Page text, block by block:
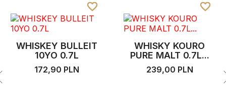
WHISKEY BULLEIT
10YO 0.7L
172,90 PLN
favorite_border
favorite_border
favorite_border
WHISKY KOURO
PURE MALT 0.7L...
239,00 PLN
favorite_border
favorite_border
favorite_border